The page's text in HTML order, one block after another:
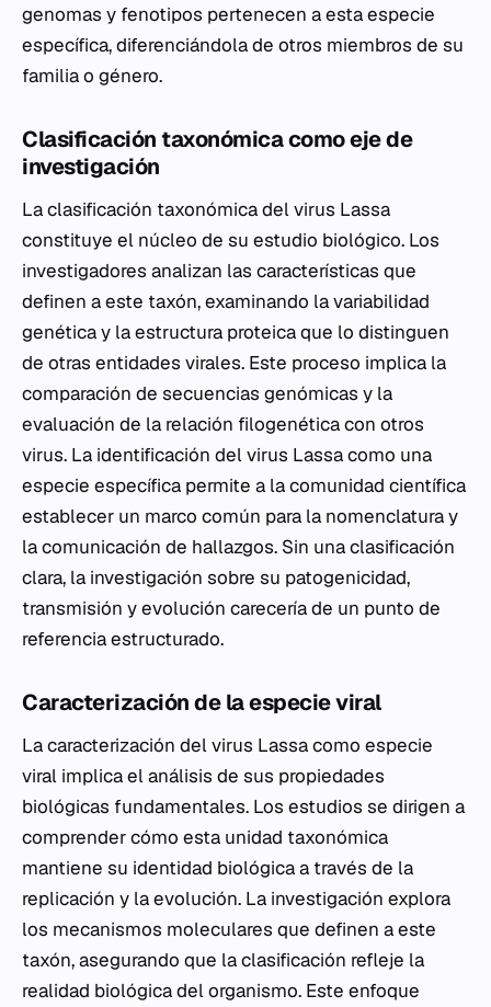
genomas y fenotipos pertenecen a esta especie
específica, diferenciándola de otros miembros de su
familia o género.
Clasificación taxonómica como eje de
investigación
La clasificación taxonómica del virus Lassa
constituye el núcleo de su estudio biológico. Los
investigadores analizan las características que
definen a este taxón, examinando la variabilidad
genética y la estructura proteica que lo distinguen
de otras entidades virales. Este proceso implica la
comparación de secuencias genómicas y la
evaluación de la relación filogenética con otros
virus. La identificación del virus Lassa como una
especie específica permite a la comunidad científica
establecer un marco común para la nomenclatura y
la comunicación de hallazgos. Sin una clasificación
clara, la investigación sobre su patogenicidad,
transmisión y evolución carecería de un punto de
referencia estructurado.
Caracterización de la especie viral
La caracterización del virus Lassa como especie
viral implica el análisis de sus propiedades
biológicas fundamentales. Los estudios se dirigen a
comprender cómo esta unidad taxonómica
mantiene su identidad biológica a través de la
replicación y la evolución. La investigación explora
los mecanismos moleculares que definen a este
taxón, asegurando que la clasificación refleje la
realidad biológica del organismo. Este enfoque